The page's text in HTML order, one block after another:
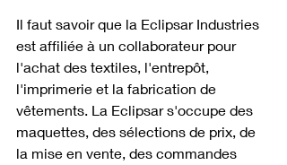
Il faut savoir que la Eclipsar Industries
est affiliée à un collaborateur pour
l'achat des textiles, l'entrepôt,
l'imprimerie et la fabrication de
vêtements. La Eclipsar s'occupe des
maquettes, des sélections de prix, de
la mise en vente, des commandes